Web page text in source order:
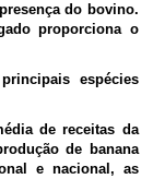
do bovino.
proporciona o
espécies
de receitas da
de banana
e nacional, as